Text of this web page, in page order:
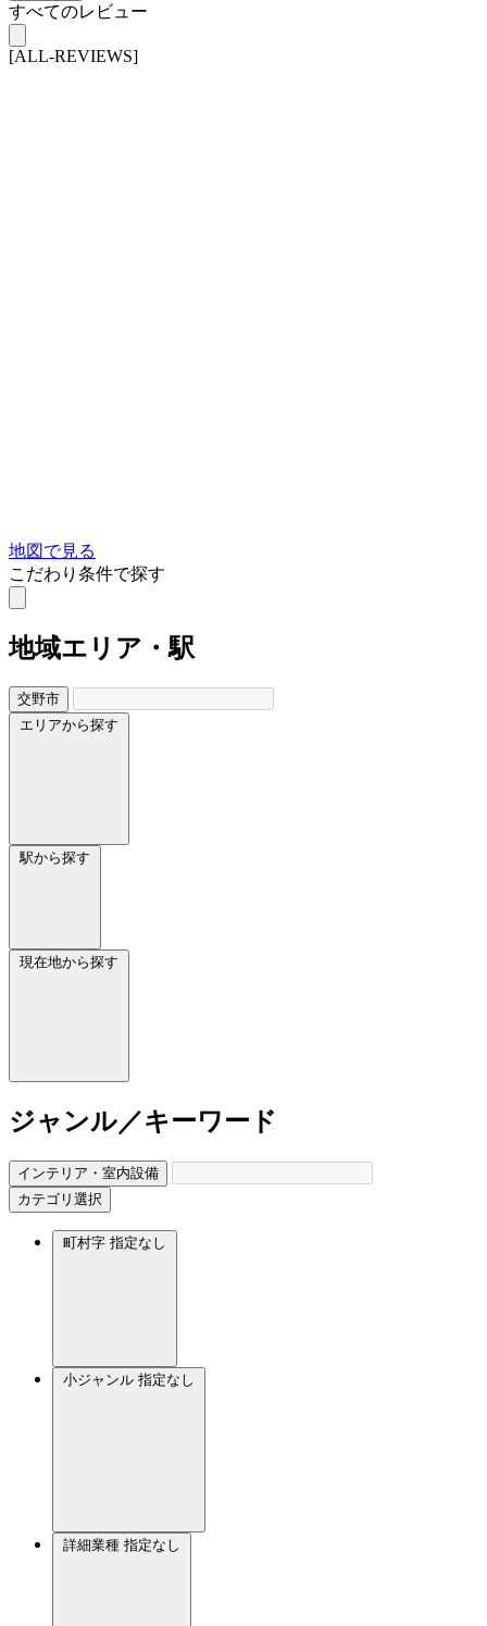
すべてのレビュー
[ALL-REVIEWS]
地図で見る
こだわり条件で探す
地域エリア・駅
交野市
エリアから探す
駅から探す
現在地から探す
ジャンル／キーワード
インテリア・室内設備
カテゴリ選択
町村字 指定なし
小ジャンル 指定なし
詳細業種 指定なし